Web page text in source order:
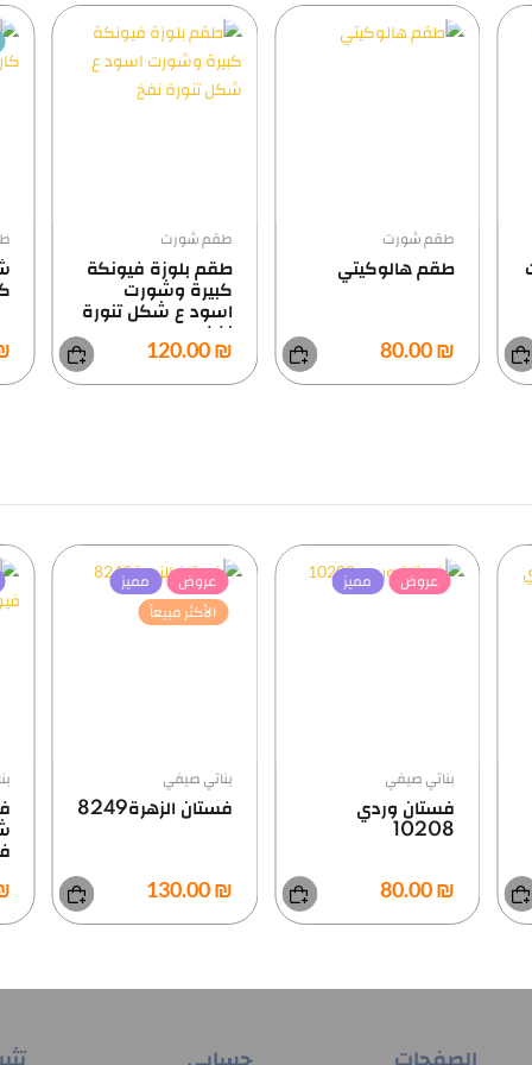
طقم شورت
طقم هالوكيتي
₪ 80.00
طقم شورت
طقم بلوزة فيونكة
كبيرة وشورت
اسود ع شكل تنورة
نفخ
₪ 120.00
عروض مميز
بناتي صيفي
فستان وردي
10208
₪ 80.00
عروض
مميز
الأكثر مبيعاً
بناتي صيفي
فستان الزهرة8249
₪ 130.00
الصفحات حسابي